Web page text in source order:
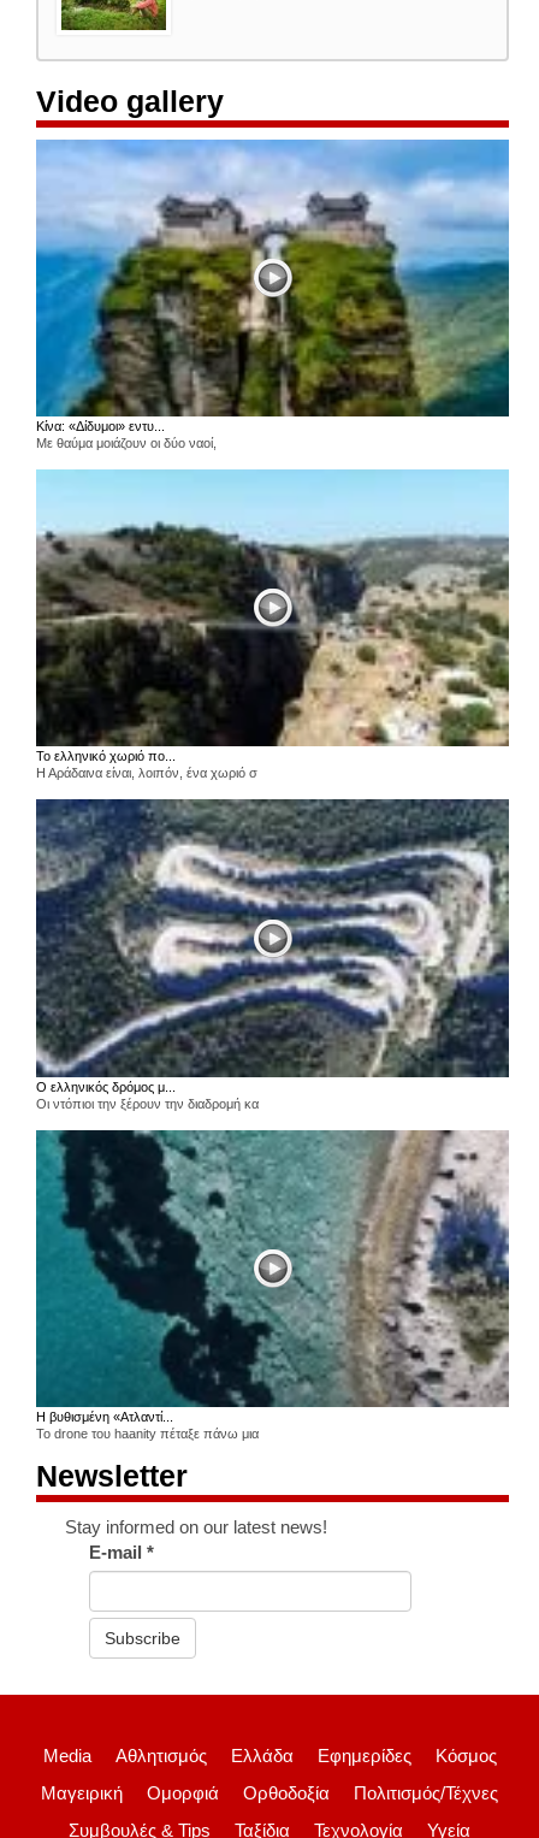
Video gallery
Κίνα: «Δίδυμοι» εντυ...
Με θαύμα μοιάζουν οι δύο ναοί,
Το ελληνικό χωριό πο...
Η Αράδαινα είναι, λοιπόν, ένα χωριό σ
Ο ελληνικός δρόμος μ...
Οι ντόπιοι την ξέρουν την διαδρομή κα
Η βυθισμένη «Ατλαντί...
Το drone του haanity πέταξε πάνω μια
Newsletter
Stay informed on our latest news!
E-mail*
Subscribe
Media Αθλητισμός Ελλάδα Εφημερίδες
Κόσμος
Μαγειρική
Ομορφιά Ορθοδοξία
Πολιτισμός/Τέχνες
Συμβουλές & Tips
Ταξίδια Τεχνολογία Υγεία